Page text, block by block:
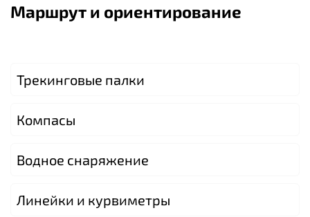
Маршрут и ориентирование
Трекинговые палки
Компасы
Водное снаряжение
Линейки и курвиметры